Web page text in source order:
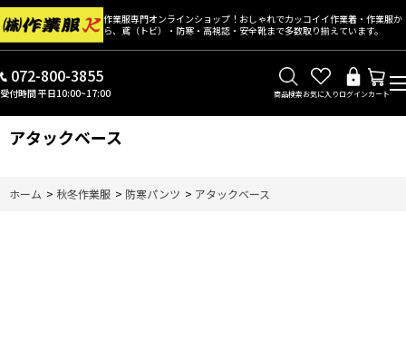
作業服専門オンラインショップ！おしゃれでカッコイイ作業着・作業服か
ら、鳶（トビ）・防寒・高視認・安全靴まで多数取り揃えています。
072-800-3855
受付時間 平日10:00~17:00 商品検索お気に入りログインカート
アタックベース
ホーム > 秋冬作業服 > 防寒パンツ > アタックベース